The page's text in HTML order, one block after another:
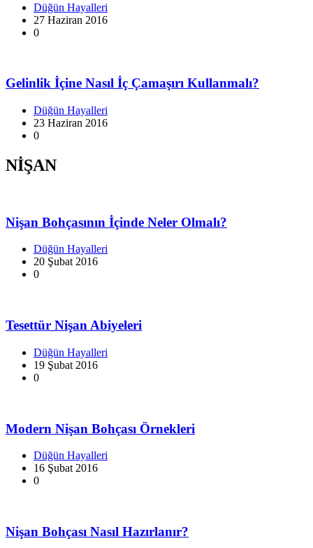
Düğün Hayalleri
27 Haziran 2016
0
Gelinlik İçine Nasıl İç Çamaşırı Kullanmalı?
Düğün Hayalleri
23 Haziran 2016
0
NİŞAN
Nişan Bohçasının İçinde Neler Olmalı?
Düğün Hayalleri
20 Şubat 2016
0
Tesettür Nişan Abiyeleri
Düğün Hayalleri
19 Şubat 2016
0
Modern Nişan Bohçası Örnekleri
Düğün Hayalleri
16 Şubat 2016
0
Nişan Bohçası Nasıl Hazırlanır?